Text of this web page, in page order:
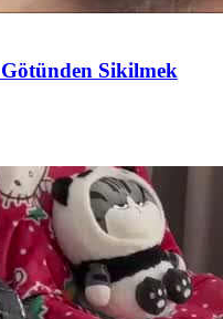
Sikilmek